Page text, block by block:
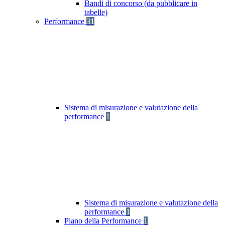
Bandi di concorso (da pubblicare in
tabelle)
Performance 31
Sistema di misurazione e valutazione della
performance 1
Sistema di misurazione e valutazione della
performance 1
Piano della Performance 1